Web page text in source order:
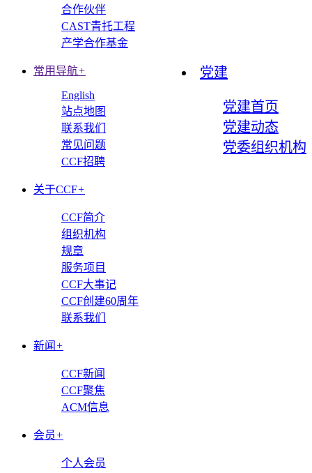
合作伙伴
CAST青托工程
产学合作基金
党建
党建首页
党建动态
党委组织机构
常用导航+
English
站点地图
联系我们
常见问题
CCF招聘
关于CCF+
CCF简介
组织机构
规章
服务项目
CCF大事记
CCF创建60周年
联系我们
新闻 +
CCF新闻
CCF聚焦
ACM信息
会员+
个人会员